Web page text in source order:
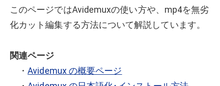
このページではAvidemuxの使い方や、mp4を無劣
化カット編集する方法について解説しています。
関連ページ
・Avidemux の概要ページ